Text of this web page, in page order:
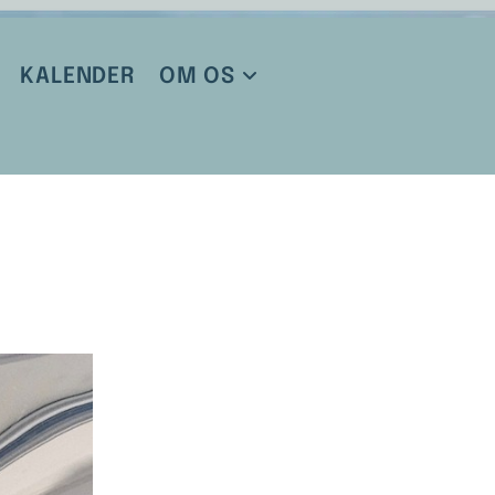
KALENDER OM OS